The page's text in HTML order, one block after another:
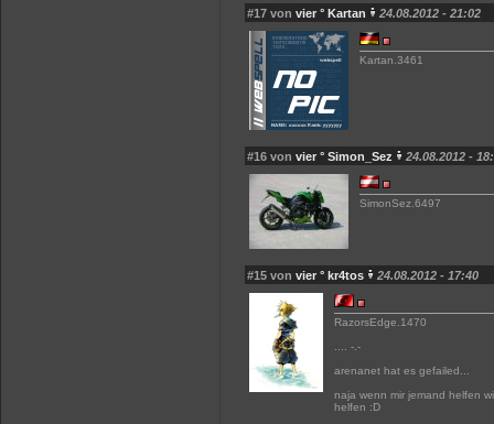
#17 von vier ° Kartan 24.08.2012 - 21:02
Kartan.3461
#16 von vier ° Simon_Sez 24.08.2012 -
SimonSez.6497
#15 von vier ° kr4tos 24.08.2012 - 17:40
RazorsEdge.1470
.... -.-
arenanet hat es gefailed...
naja wenn mir jemand helfen
helfen :D